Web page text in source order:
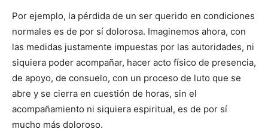
Por ejemplo, la pérdida de un ser querido en condiciones
normales es de por sí dolorosa. Imaginemos aho­ra, con
las medidas justamente impuestas por las autoridades, ni
siquiera poder acompañar, hacer acto físico de presencia,
de apo­yo, de consuelo, con un proceso de luto que se
abre y se cierra en cuestión de horas, sin el
acompañamiento ni siquiera espiritual, es de por sí
mucho más doloroso.